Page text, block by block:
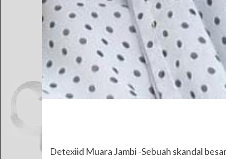
Detexiid Muara Jambi -Sebuah skandal